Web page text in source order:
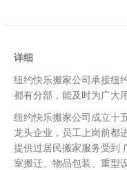
详细
纽约快乐搬家公司承接纽
都有分部，能及时为广大
纽约快乐搬家公司成立十
龙头企业，员工上岗前都
提供过居民搬家服务受到
室搬迁、物品包装、重型